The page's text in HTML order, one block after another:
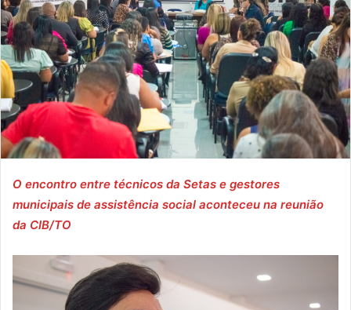
O encontro entre técnicos da Setas e gestores
municipais de assistência social aconteceu na reunião
da CIB/TO